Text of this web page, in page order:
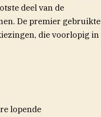
deel van de
De premier gebruikte
die voorlopig in
lopende